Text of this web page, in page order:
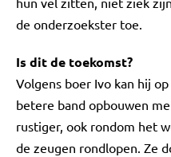
de onderzoekster toe.
Is dit de toekomst?
Volgens boer Ivo kan hij
betere band opbouwen
rustiger, ook rondom het
de zeugen rondlopen. Ze